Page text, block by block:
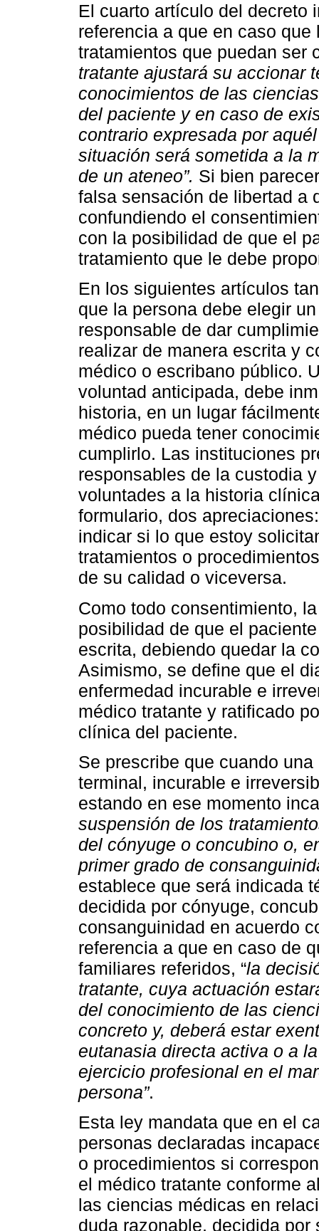
El cuarto artículo del decreto
referencia a que en caso
tratamientos que puedan ser
tratante ajustará su accionar
conocimientos de las
del paciente y en caso de
contrario expresada por
situación será sometida a la
de un ateneo”. Si bien
falsa sensación de libertad a
confundiendo el
con la posibilidad de que el
tratamiento que le debe
En los siguientes artículos
que la persona debe elegir
responsable de dar
realizar de manera escrita y
médico o escribano público.
voluntad anticipada, debe
historia, en un lugar
médico pueda tener
cumplirlo. Las instituciones
responsables de la custodia
voluntades a la historia
formulario, dos
indicar si lo que estoy
tratamientos o
de su calidad o viceversa.
Como todo consentimiento,
posibilidad de que el
escrita, debiendo quedar la
Asimismo, se define que el
enfermedad incurable e
médico tratante y ratificado
clínica del paciente.
Se prescribe que cuando
terminal, incurable e
estando en ese momento
suspensión de los
del cónyuge o concubino o,
primer grado de
establece que será indicada
decidida por cónyuge,
consanguinidad en acuerdo
referencia a que en caso de
familiares referidos, “la
tratante, cuya actuación
del conocimiento de las
concreto y, deberá estar
eutanasia directa activa o a
ejercicio profesional en el
persona”.
Esta ley mandata que en el
personas declaradas
o procedimientos si
el médico tratante conforme
las ciencias médicas en
duda razonable, decidida